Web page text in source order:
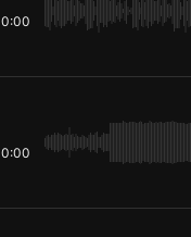
0:00
0:00